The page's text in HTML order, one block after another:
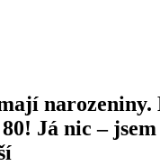
Já nic – jsem